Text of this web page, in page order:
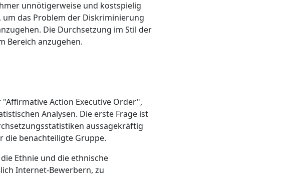
unnötigerweise und kostspielig
das Problem der Diskriminierung
Die Durchsetzung im Stil der
Bereich anzugehen.
Action Executive Order",
Analysen. Die erste Frage ist
aussagekräftig
die benachteiligte Gruppe.
Ethnie und die ethnische
Internet-Bewerbern, zu